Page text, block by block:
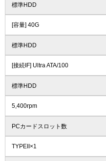
標準HDD
[容量] 40G
標準HDD
[接続IF] Ultra ATA/100
標準HDD
5,400rpm
PCカードスロット数
TYPEII×1